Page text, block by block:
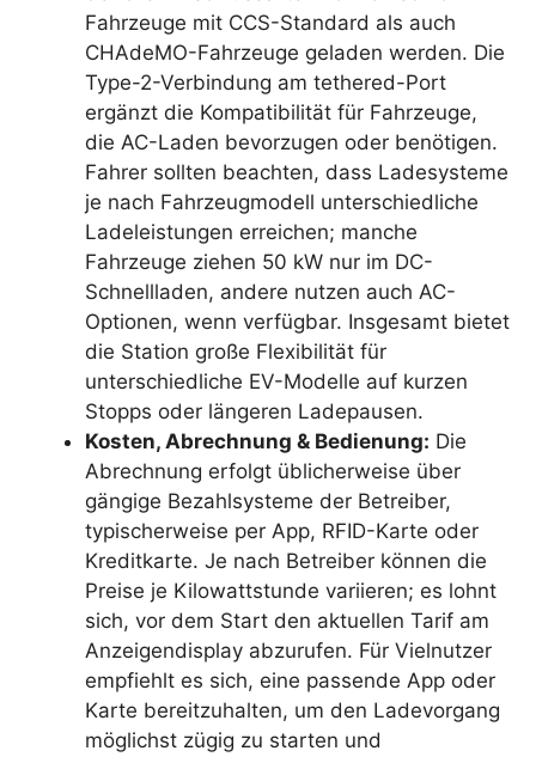
Fahrzeuge mit CCS-Standard als auch
CHAdeMO-Fahrzeuge geladen werden. Die
Type-2-Verbindung am tethered-Port
ergänzt die Kompatibilität für Fahrzeuge,
die AC-Laden bevorzugen oder benötigen.
Fahrer sollten beachten, dass Ladesysteme
je nach Fahrzeugmodell unterschiedliche
Ladeleistungen erreichen; manche
Fahrzeuge ziehen 50 kW nur im DC-
Schnellladen, andere nutzen auch AC-
Optionen, wenn verfügbar. Insgesamt bietet
die Station große Flexibilität für
unterschiedliche EV-Modelle auf kurzen
Stopps oder längeren Ladepausen.
Kosten, Abrechnung & Bedienung: Die
Abrechnung erfolgt üblicherweise über
gängige Bezahlsysteme der Betreiber,
typischerweise per App, RFID-Karte oder
Kreditkarte. Je nach Betreiber können die
Preise je Kilowattstunde variieren; es lohnt
sich, vor dem Start den aktuellen Tarif am
Anzeigendisplay abzurufen. Für Vielnutzer
empfiehlt es sich, eine passende App oder
Karte bereitzuhalten, um den Ladevorgang
möglichst zügig zu starten und